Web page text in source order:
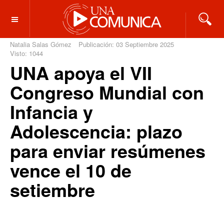
OFF CANVAS
Natalia Salas Gómez
Publicación: 03 Septiembre 2025
Visto: 1044
UNA apoya el VII
Congreso Mundial con
Infancia y
Adolescencia: plazo
para enviar resúmenes
vence el 10 de
setiembre